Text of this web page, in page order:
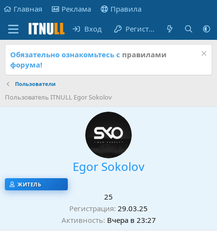
Главная Реклама Правила
Вход Регистрация
Обязательно ознакомьтесь с правилами
форума!
Пользователи
Пользователь ITNULL Egor Sokolov
Egor Sokolov
ЖИТЕЛЬ
25
Регистрация 29.03.25
Активность Вчера в 23:27